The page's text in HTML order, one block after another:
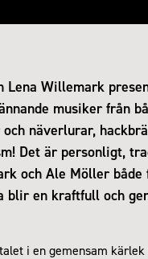
Lena Willemark
musiker från
näverlurar,
Det är personligt,
och Ale Möller både
blir en kraftfull och
i en gemensam